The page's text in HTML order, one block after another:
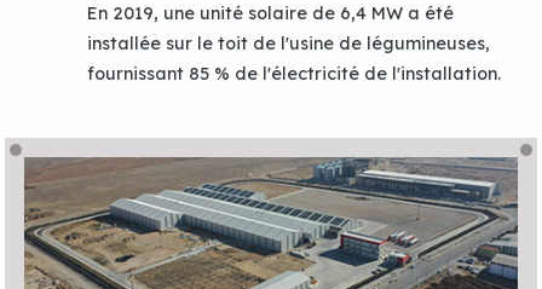
En 2019, une unité solaire de 6,4 MW a été
installée sur le toit de l'usine de légumineuses,
fournissant 85 % de l'électricité de l'installation.